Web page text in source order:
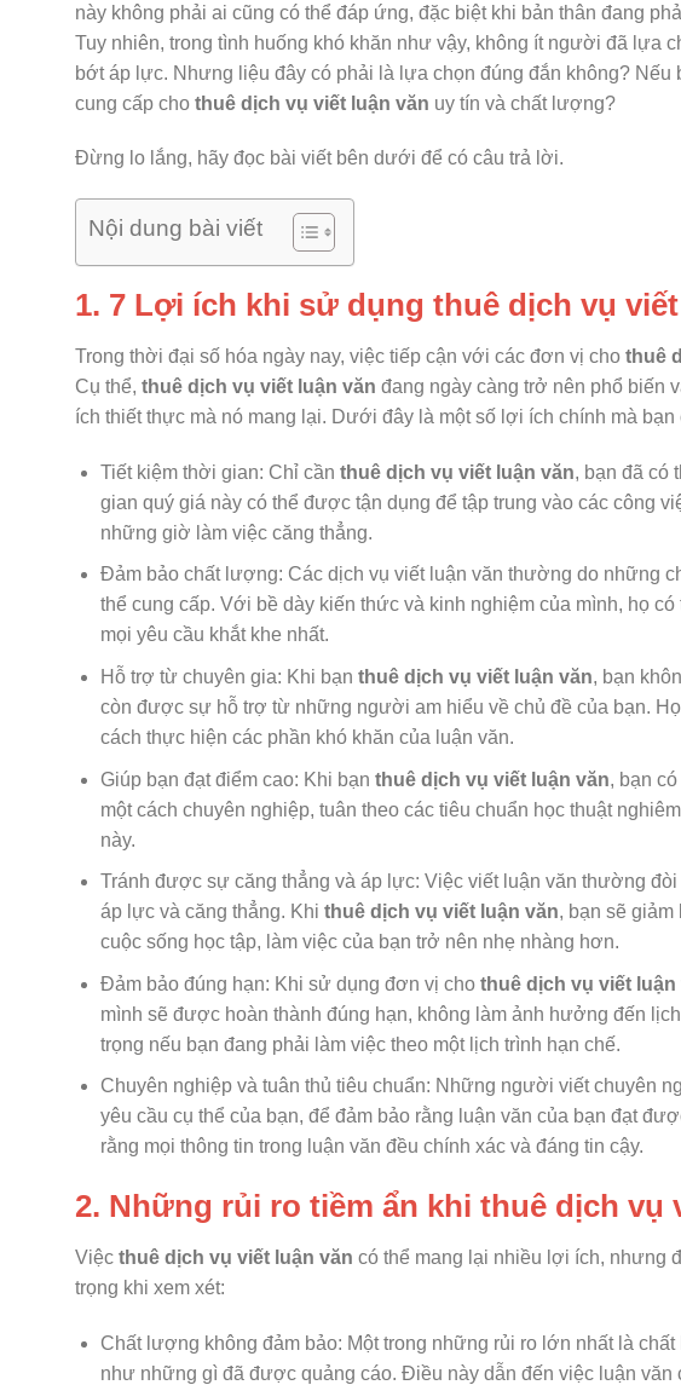
này không phải ai cũng có thể đáp ứng, đặc biệt khi bản thân đang
Tuy nhiên, trong tình huống khó khăn như vậy, không ít người đã lựa
bớt áp lực. Nhưng liệu đây có phải là lựa chọn đúng đắn không? Nếu
cung cấp cho thuê dịch vụ viết luận văn uy tín và chất lượng?
Đừng lo lắng, hãy đọc bài viết bên dưới để có câu trả lời.
Nội dung bài viết
1. 7 Lợi ích khi sử dụng thuê dịch vụ
Trong thời đại số hóa ngày nay, việc tiếp cận với các đơn vị cho thuê
Cụ thể, thuê dịch vụ viết luận văn đang ngày càng trở nên phổ biến
ích thiết thực mà nó mang lại. Dưới đây là một số lợi ích chính mà
Tiết kiệm thời gian: Chỉ cần thuê dịch vụ viết luận văn, bạn đã có
gian quý giá này có thể được tận dụng để tập trung vào các công
những giờ làm việc căng thẳng.
Đảm bảo chất lượng: Các dịch vụ viết luận văn thường do những
thể cung cấp. Với bề dày kiến thức và kinh nghiệm của mình, họ
mọi yêu cầu khắt khe nhất.
Hỗ trợ từ chuyên gia: Khi bạn thuê dịch vụ viết luận văn, bạn
còn được sự hỗ trợ từ những người am hiểu về chủ đề của bạn.
cách thực hiện các phần khó khăn của luận văn.
Giúp bạn đạt điểm cao: Khi bạn thuê dịch vụ viết luận văn, bạn
một cách chuyên nghiệp, tuân theo các tiêu chuẩn học thuật
này.
Tránh được sự căng thẳng và áp lực: Việc viết luận văn thường
áp lực và căng thẳng. Khi thuê dịch vụ viết luận văn, bạn sẽ
cuộc sống học tập, làm việc của bạn trở nên nhẹ nhàng hơn.
Đảm bảo đúng hạn: Khi sử dụng đơn vị cho thuê dịch vụ viết luận
mình sẽ được hoàn thành đúng hạn, không làm ảnh hưởng đến
trọng nếu bạn đang phải làm việc theo một lịch trình hạn chế.
Chuyên nghiệp và tuân thủ tiêu chuẩn: Những người viết chuyên
yêu cầu cụ thể của bạn, để đảm bảo rằng luận văn của bạn đạt
rằng mọi thông tin trong luận văn đều chính xác và đáng tin cậy.
2. Những rủi ro tiềm ẩn khi thuê dịch vụ
Việc thuê dịch vụ viết luận văn có thể mang lại nhiều lợi ích, nhưng
trọng khi xem xét:
Chất lượng không đảm bảo: Một trong những rủi ro lớn nhất là
như những gì đã được quảng cáo. Điều này dẫn đến việc luận văn